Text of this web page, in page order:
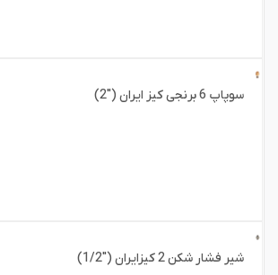
سوپاپ 6 برنجی کیز ایران ("2)
شیر فشار شکن 2 کیزایران ("1/2)